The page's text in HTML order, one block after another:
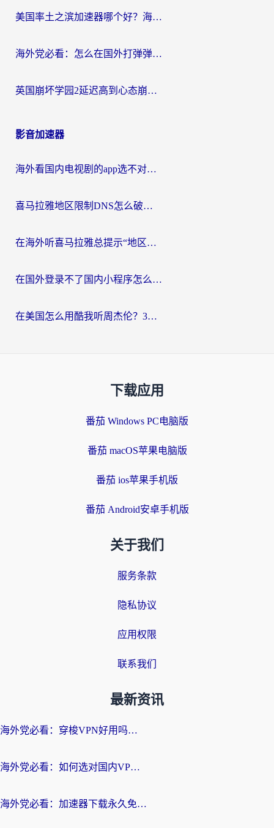
美国率土之滨加速器哪个好？海外党国服游戏畅玩终极指南（附多游戏解决方案）
海外党必看：怎么在国外打弹弹堂不卡？番茄加速器亲测指南
英国崩坏学园2延迟高到心态崩？海外党国服游戏加速终极指南
影音加速器
海外看国内电视剧的app选不对？这份回国加速器避坑指南帮你流畅追剧
喜马拉雅地区限制DNS怎么破？海外党听国内音乐听书的终极解决方案
在海外听喜马拉雅总提示“地区限制”？3步轻松解除+听国内音乐全攻略
在国外登录不了国内小程序怎么办？选对回国加速器，轻松解锁国内资源
在美国怎么用酷我听周杰伦？3步搞定海外听歌难题
下载应用
番茄 Windows PC电脑版
番茄 macOS苹果电脑版
番茄 ios苹果手机版
番茄 Android安卓手机版
关于我们
服务条款
隐私协议
应用权限
联系我们
最新资讯
海外党必看：穿梭VPN好用吗？和云帆VPN对比哪个回国效果更好？附真实测评+避坑指南
海外党必看：如何选对国内VPN，实现无缝访问国内资源？
海外党必看：加速器下载永久免费版真的存在吗？教你无缝访问国内资源的正确姿势